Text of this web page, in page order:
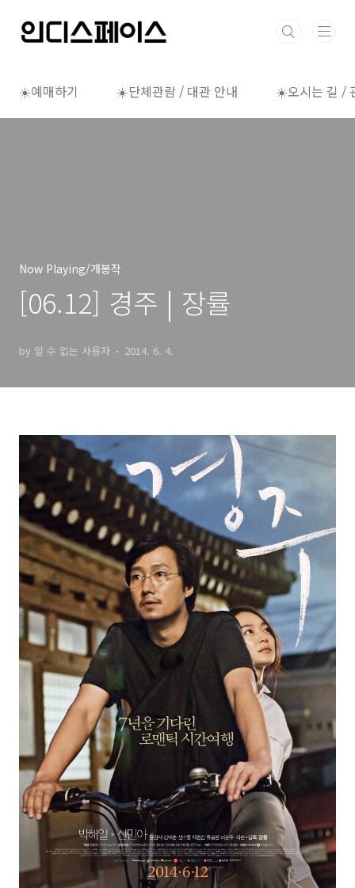
☀️예매하기 ☀️단체관람 / 대관 안내 ☀️오시는 길 /
Now Playing/개봉작
[06.12] 경주 | 장률
by 알 수 없는 사용자 2014. 6. 4.